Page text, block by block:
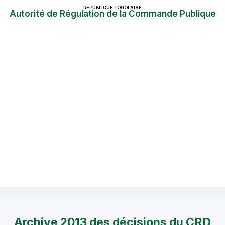
Autorité de Régulation de la Commande Publique
REPUBLIQUE TOGOLAISE